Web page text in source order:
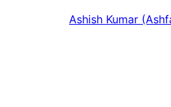
Ashish Kumar